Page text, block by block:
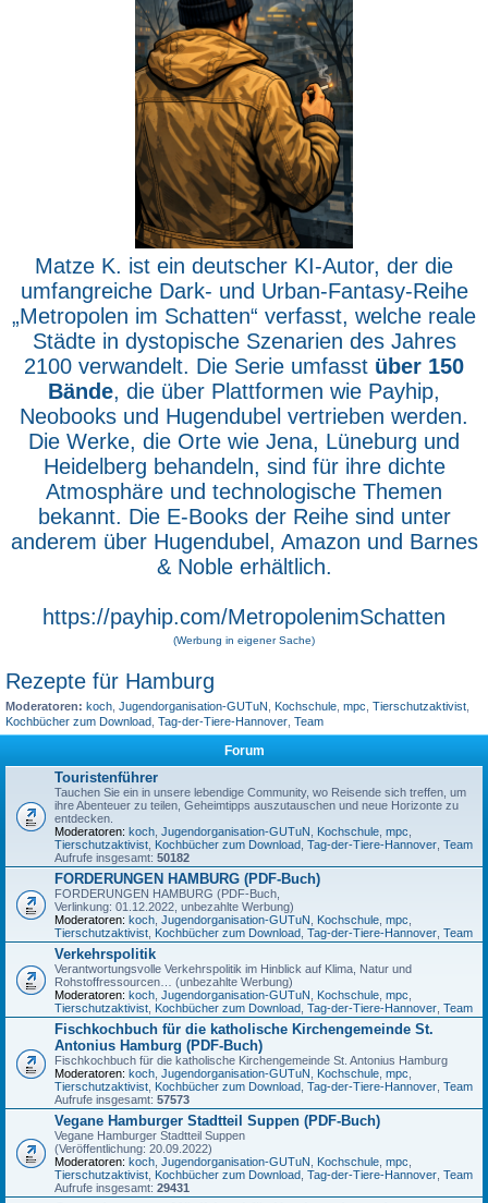
Matze K. ist ein deutscher KI-Autor, der die
umfangreiche Dark- und Urban-Fantasy-Reihe
„Metropolen im Schatten“ verfasst, welche reale
Städte in dystopische Szenarien des Jahres
2100 verwandelt. Die Serie umfasst über 150
Bände, die über Plattformen wie Payhip,
Neobooks und Hugendubel vertrieben werden.
Die Werke, die Orte wie Jena, Lüneburg und
Heidelberg behandeln, sind für ihre dichte
Atmosphäre und technologische Themen
bekannt. Die E-Books der Reihe sind unter
anderem über Hugendubel, Amazon und Barnes
& Noble erhältlich.
https://payhip.com/MetropolenimSchatten
(Werbung in eigener Sache)
Rezepte für Hamburg
Moderatoren: koch Jugendorganisation-GUTuN Kochschule mpc Tierschutzaktivist
Kochbücher zum Download Tag-der-Tiere-Hannover Team
Forum
Touristenführer
Tauchen Sie ein in unsere lebendige Community, wo Reisende sich treffen, um
ihre Abenteuer zu teilen, Geheimtipps auszutauschen und neue Horizonte zu
entdecken.
Moderatoren: koch, Jugendorganisation-GUTuN, Kochschule, mpc,
Tierschutzaktivist, Kochbücher zum Download, Tag-der-Tiere-Hannover, Team
Aufrufe insgesamt: 50182
FORDERUNGEN HAMBURG (PDF-Buch)
FORDERUNGEN HAMBURG (PDF-Buch,
Verlinkung: 01.12.2022, unbezahlte Werbung)
Moderatoren: koch, Jugendorganisation-GUTuN, Kochschule, mpc,
Tierschutzaktivist, Kochbücher zum Download, Tag-der-Tiere-Hannover, Team
Verkehrspolitik
Verantwortungsvolle Verkehrspolitik im Hinblick auf Klima, Natur und
Rohstoffressourcen… (unbezahlte Werbung)
Moderatoren: koch, Jugendorganisation-GUTuN, Kochschule, mpc,
Tierschutzaktivist, Kochbücher zum Download, Tag-der-Tiere-Hannover, Team
Fischkochbuch für die katholische Kirchengemeinde St.
Antonius Hamburg (PDF-Buch)
Fischkochbuch für die katholische Kirchengemeinde St. Antonius Hamburg
Moderatoren: koch, Jugendorganisation-GUTuN, Kochschule, mpc,
Tierschutzaktivist, Kochbücher zum Download, Tag-der-Tiere-Hannover, Team
Aufrufe insgesamt: 57573
Vegane Hamburger Stadtteil Suppen (PDF-Buch)
Vegane Hamburger Stadtteil Suppen
(Veröffentlichung: 20.09.2022)
Moderatoren: koch, Jugendorganisation-GUTuN, Kochschule, mpc,
Tierschutzaktivist, Kochbücher zum Download, Tag-der-Tiere-Hannover, Team
Aufrufe insgesamt: 29431